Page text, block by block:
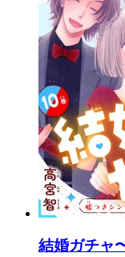
結婚ガチャ